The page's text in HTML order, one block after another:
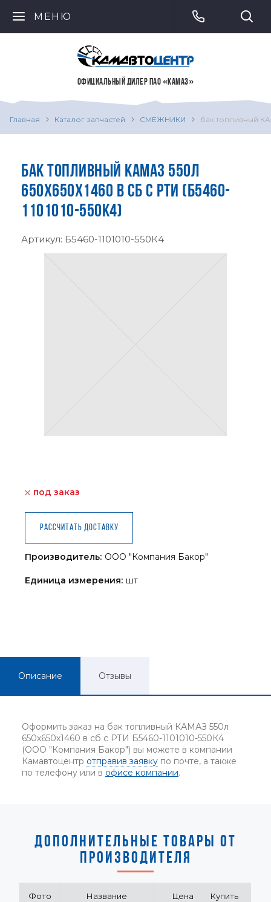
МЕНЮ
ОФИЦИАЛЬНЫЙ ДИЛЕР ПАО «КАМАЗ»
Главная Каталог запчастей СМЕЖНИКИ бак топливный
БАК ТОПЛИВНЫЙ КАМАЗ 550Л
650Х650Х1460 В СБ С РТИ (Б5460-
1101010-550К4)
Артикул: Б5460-1101010-550К4
под заказ
Рассчитать доставку
Производитель: ООО "Компания Бакор"
Единица измерения: шт
Описание Отзывы
Оформить заказ на бак топливный КАМАЗ 550л
650х650х1460 в сб с РТИ Б5460-1101010-550К4
(ООО "Компания Бакор") вы можете в компании
Камавтоцентр отправив заявку по почте, а также
по телефону или в офисе компании.
ДОПОЛНИТЕЛЬНЫЕ ТОВАРЫ ОТ
ПРОИЗВОДИТЕЛЯ
Фото Название Цена Купить